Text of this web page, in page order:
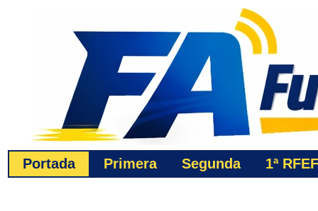
Portada Primera Segunda 1ªRFEF